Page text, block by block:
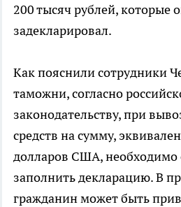
200 тысяч рублей, которые
задекларировал.
Как пояснили сотрудники
таможни, согласно
законодательству, при
средств на сумму,
долларов США, необходимо
заполнить декларацию. В
гражданин может быть